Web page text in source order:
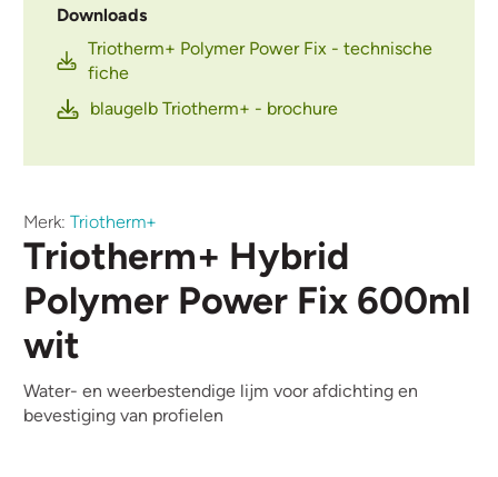
Downloads
Triotherm+ Polymer Power Fix - technische
fiche
blaugelb Triotherm+ - brochure
Merk:Triotherm+
Triotherm+ Hybrid
Polymer Power Fix 600ml
wit
Water- en weerbestendige lijm voor afdichting en
bevestiging van profielen